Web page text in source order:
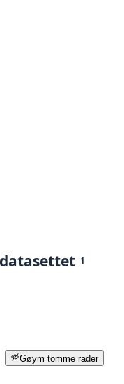
1
Gøym tomme rader